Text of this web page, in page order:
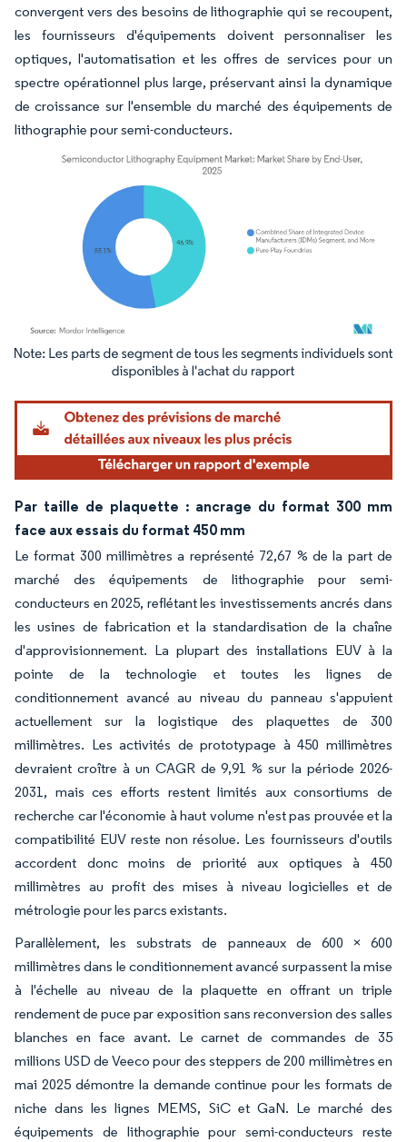
convergent vers des besoins de lithographie qui se recoupent,
les fournisseurs d'équipements doivent personnaliser les
optiques, l'automatisation et les offres de services pour un
spectre opérationnel plus large, préservant ainsi la dynamique
de croissance sur l'ensemble du marché des équipements de
lithographie pour semi-conducteurs.
Image © Mordor Intelligence. La réutilisation nécessite une attribution sous CC BY
Par taille de plaquette : ancrage du format 300 mm
face aux essais du format 450 mm
Le format 300 millimètres a représenté 72,67 % de la part de
marché des équipements de lithographie pour semi-
conducteurs en 2025, reflétant les investissements ancrés dans
les usines de fabrication et la standardisation de la chaîne
d'approvisionnement. La plupart des installations EUV à la
pointe de la technologie et toutes les lignes de
conditionnement avancé au niveau du panneau s'appuient
actuellement sur la logistique des plaquettes de 300
millimètres. Les activités de prototypage à 450 millimètres
devraient croître à un CAGR de 9,91 % sur la période 2026-
2031, mais ces efforts restent limités aux consortiums de
recherche car l'économie à haut volume n'est pas prouvée et la
compatibilité EUV reste non résolue. Les fournisseurs d'outils
accordent donc moins de priorité aux optiques à 450
millimètres au profit des mises à niveau logicielles et de
métrologie pour les parcs existants.
Parallèlement, les substrats de panneaux de 600 × 600
millimètres dans le conditionnement avancé surpassent la mise
à l'échelle au niveau de la plaquette en offrant un triple
rendement de puce par exposition sans reconversion des salles
blanches en face avant. Le carnet de commandes de 35
millions USD de Veeco pour des steppers de 200 millimètres en
mai 2025 démontre la demande continue pour les formats de
niche dans les lignes MEMS, SiC et GaN. Le marché des
équipements de lithographie pour semi-conducteurs reste